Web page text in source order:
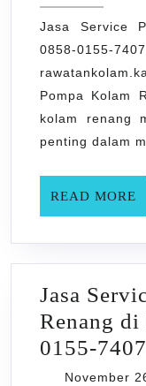
Kolam
di
TURI
0858-
0155-
7407
Jasa Service
0858-
Pompa Kolam
kolam renang
penting dalam
READ MORE
Jasa
Renang
0155-7407
November